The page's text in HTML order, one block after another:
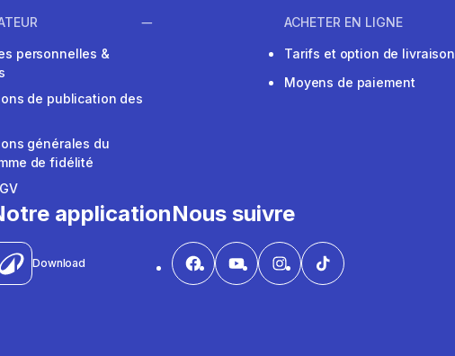
personnelles &
de publication des
générales du
de fidélité
ACHETER EN LIGNE
Tarifs et option de livraison
Moyens de paiement
application
Download
Nous suivre